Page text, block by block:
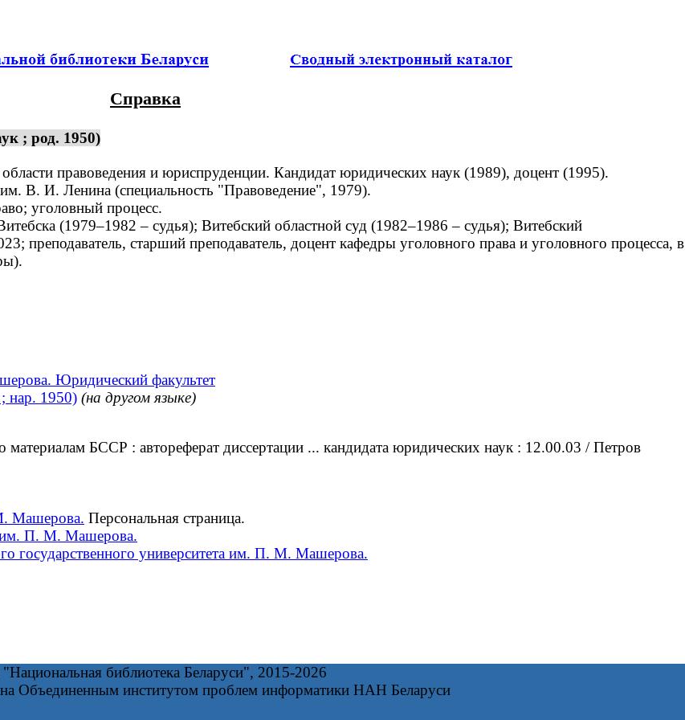
Справка
; род. 1950)
правоведения и юриспруденции. Кандидат юридических наук (1989), доцент (1995).
В. И. Ленина (специальность "Правоведение", 1979).
уголовный процесс.
(1979–1982 – судья); Витебский областной суд (1982–1986 – судья); Витебский
преподаватель, старший преподаватель, доцент кафедры уголовного права и уголовного процесса, в
Юридический факультет
нар. 1950) (на другом языке)
материалам БССР : автореферат диссертации ... кандидата юридических наук : 12.00.03 / Петров
Машерова. Персональная страница.
им. П. М. Машерова.
государственного университета им. П. М. Машерова.
библиотека Беларуси", 2015-2026
Объединенным институтом проблем информатики НАН Беларуси